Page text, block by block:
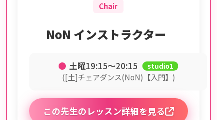
Chair
NoN インストラクター
● 土曜19:15〜20:15 studio1
([土]チェアダンス(NoN)【入門】)
この先生のレッスン詳細を見る